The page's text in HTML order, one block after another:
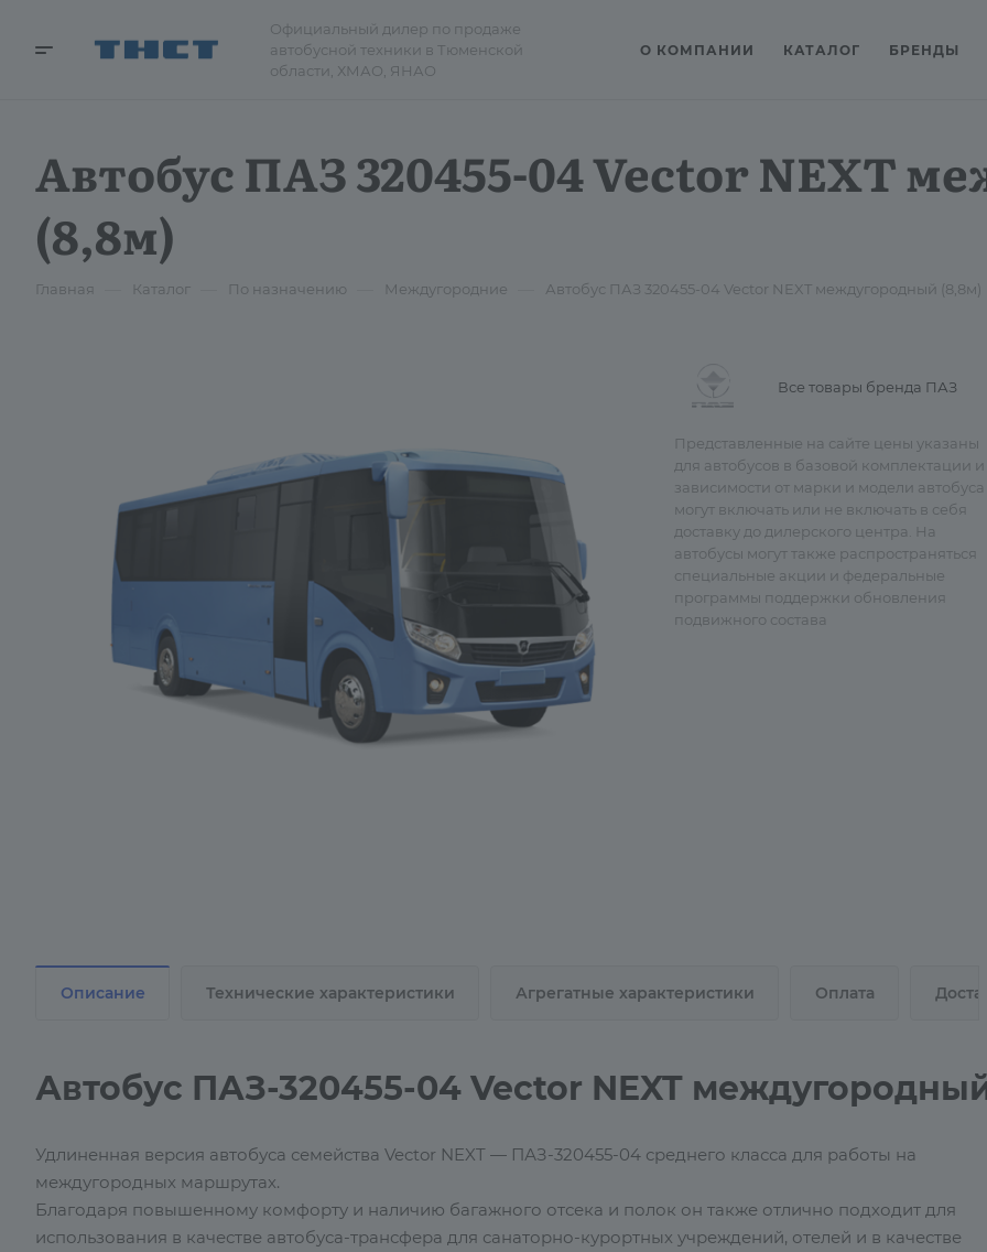
Официальный дилер по продаже
автобусной техники в Тюменской
области, ХМАО, ЯНАО
О КОМПАНИИ КАТАЛОГ БРЕНДЫ
Автобус ПАЗ 320455-04 Vector NEXT
(8,8м)
Главная Каталог По назначению Междугородние Автобус ПАЗ 320455-04 Vector NEXT междугородный (8,8м)
Все товары бренда ПАЗ
Представленные на сайте цены указаны
для автобусов в базовой комплектации и
зависимости от марки и модели автобуса
могут включать или не включать в себя
доставку до дилерского центра. На
автобусы могут также распространяться
специальные акции и федеральные
программы поддержки обновления
подвижного состава
Описание Технические характеристики Агрегатные характеристики Оплата
Автобус ПАЗ-320455-04 Vector NEXT
Удлиненная версия автобуса семейства Vector NEXT — ПАЗ-320455-04 среднего класса для работы на
междугородных маршрутах.
Благодаря повышенному комфорту и наличию багажного отсека и полок он также отлично подходит для
использования в качестве автобуса-трансфера для санаторно-курортных учреждений, отелей и в качестве